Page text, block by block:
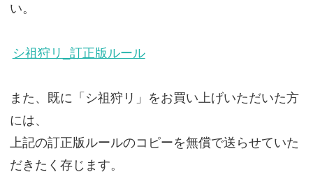
い。
シ祖狩リ_訂正版ルール
また、既に「シ祖狩リ」をお買い上げいただいた方
には、
上記の訂正版ルールのコピーを無償で送らせていた
だきたく存じます。